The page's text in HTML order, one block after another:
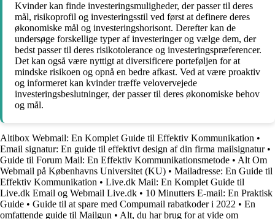
Kvinder kan finde investeringsmuligheder, der passer til deres
mål, risikoprofil og investeringsstil ved først at definere deres
økonomiske mål og investeringshorisont. Derefter kan de
undersøge forskellige typer af investeringer og vælge dem, der
bedst passer til deres risikotolerance og investeringspræferencer.
Det kan også være nyttigt at diversificere porteføljen for at
mindske risikoen og opnå en bedre afkast. Ved at være proaktiv
og informeret kan kvinder træffe velovervejede
investeringsbeslutninger, der passer til deres økonomiske behov
og mål.
Altibox Webmail: En Komplet Guide til Effektiv Kommunikation •
Email signatur: En guide til effektivt design af din firma mailsignatur•
Guide til Forum Mail: En Effektiv Kommunikationsmetode • Alt Om
Webmail på Københavns Universitet (KU) • Mailadresse: En Guide til
Effektiv Kommunikation • Live.dk Mail: En Komplet Guide til
Live.dk Email og Webmail Live.dk • 10 Minutters E-mail: En Praktisk
Guide • Guide til at spare med Compumail rabatkoder i 2022 • En
omfattende guide til Mailgun • Alt, du har brug for at vide om